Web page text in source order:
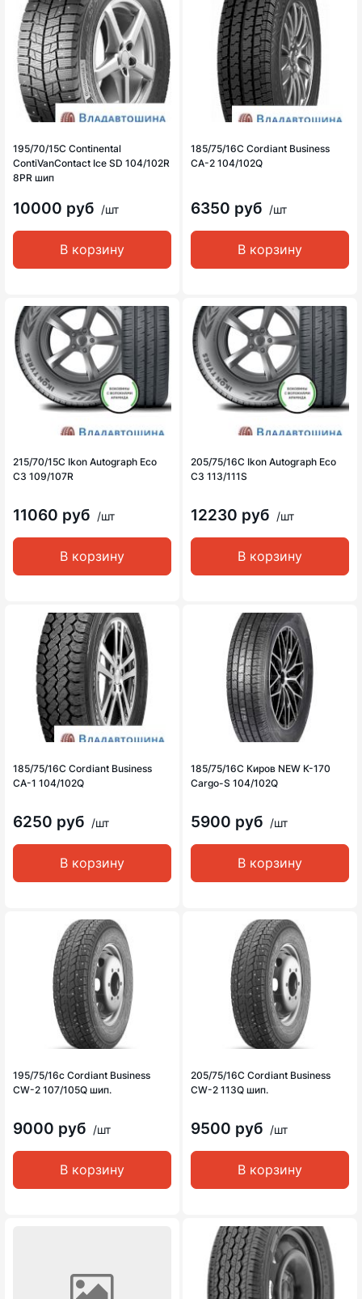
195/70/15C Continental
ContiVanContact Ice SD 104/102R
8PR шип
10000 руб /шт
В корзину
185/75/16C Cordiant Business
CA-2 104/102Q
6350 руб /шт
В корзину
215/70/15C Ikon Autograph Eco
C3 109/107R
11060 руб /шт
В корзину
205/75/16C Ikon Autograph Eco
C3 113/111S
12230 руб /шт
В корзину
185/75/16C Cordiant Business
CA-1 104/102Q
6250 руб /шт
В корзину
185/75/16C Киров NEW К-170
Cargo-S 104/102Q
5900 руб /шт
В корзину
195/75/16c Cordiant Business
CW-2 107/105Q шип.
9000 руб /шт
В корзину
205/75/16C Cordiant Business
CW-2 113Q шип.
9500 руб /шт
В корзину